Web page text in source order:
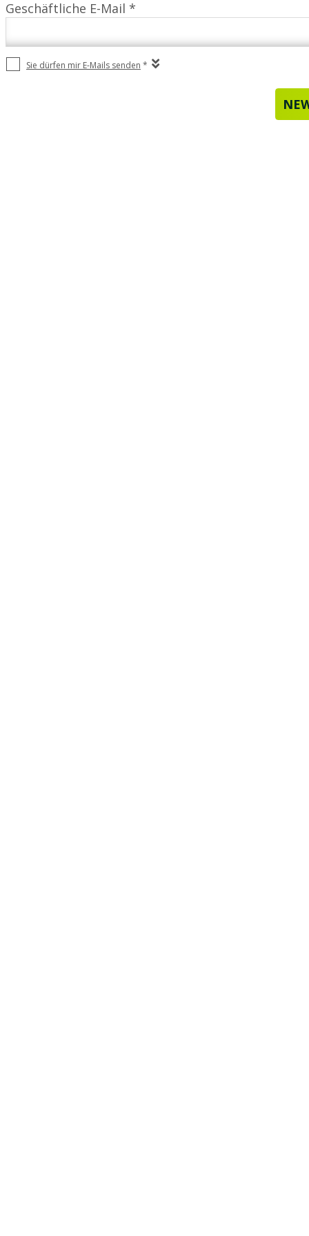
Geschäftliche E-Mail *
Sie dürfen mir E-Mails senden *